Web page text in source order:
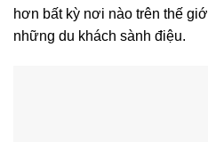
hơn bất kỳ nơi nào trên thế
những du khách sành điệu.